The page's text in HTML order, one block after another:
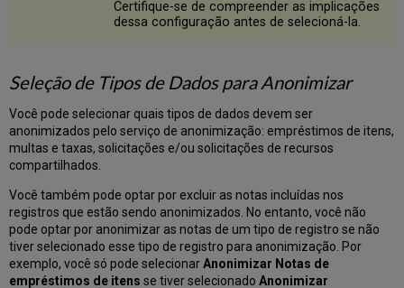
Certifique-se de compreender as implicações
dessa configuração antes de selecioná-la.
Seleção de Tipos de Dados para Anonimizar
Você pode selecionar quais tipos de dados devem ser
anonimizados pelo serviço de anonimização: empréstimos de itens,
multas e taxas, solicitações e/ou solicitações de recursos
compartilhados.
Você também pode optar por excluir as notas incluídas nos
registros que estão sendo anonimizados. No entanto, você não
pode optar por anonimizar as notas de um tipo de registro se não
tiver selecionado esse tipo de registro para anonimização. Por
exemplo, você só pode selecionarAnonimizar Notas de
empréstimos de itens se tiver selecionadoAnonimizar